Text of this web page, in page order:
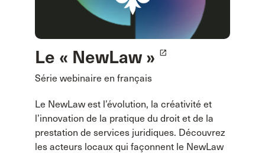
Le « NewLaw » launch
Série webinaire en français
Le NewLaw est l’évolution, la créativité et
l’innovation de la pratique du droit et de la
prestation de services juridiques. Découvrez
les acteurs locaux qui façonnent le NewLaw